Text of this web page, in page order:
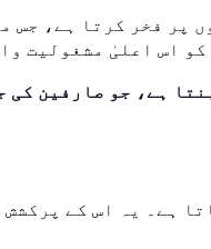
اس اعلیٰ مشغولیت
ہے، جو صارفین